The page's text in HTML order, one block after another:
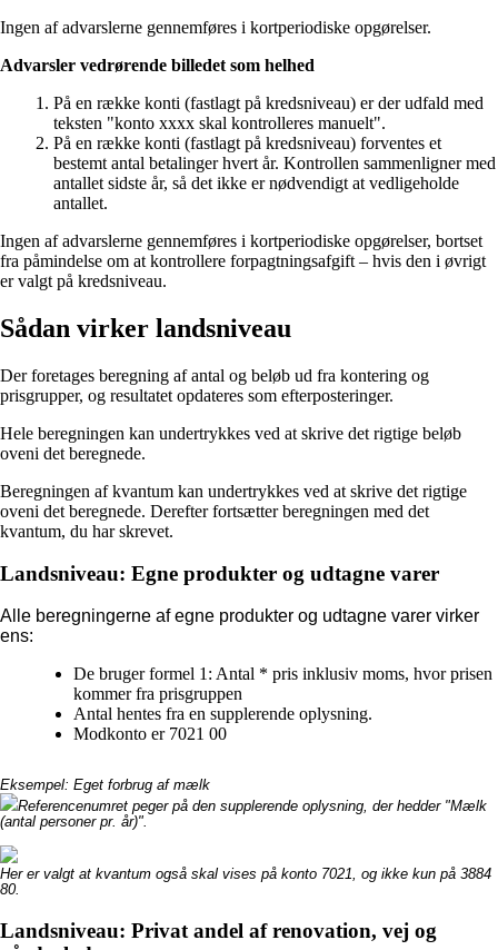
Ingen af advarslerne gennemføres i kortperiodiske opgørelser.
Advarsler vedrørende billedet som helhed
På en række konti (fastlagt på kredsniveau) er der udfald med
teksten "konto xxxx skal kontrolleres manuelt".
På en række konti (fastlagt på kredsniveau) forventes et
bestemt antal betalinger hvert år. Kontrollen sammenligner med
antallet sidste år, så det ikke er nødvendigt at vedligeholde
antallet.
Ingen af advarslerne gennemføres i kortperiodiske opgørelser, bortset
fra påmindelse om at kontrollere forpagtningsafgift – hvis den i øvrigt
er valgt på kredsniveau.
Sådan virker landsniveau
Der foretages beregning af antal og beløb ud fra kontering og
prisgrupper, og resultatet opdateres som efterposteringer.
Hele beregningen kan undertrykkes ved at skrive det rigtige beløb
oveni det beregnede.
Beregningen af kvantum kan undertrykkes ved at skrive det rigtige
oveni det beregnede. Derefter fortsætter beregningen med det
kvantum, du har skrevet.
Landsniveau: Egne produkter og udtagne varer
Alle beregningerne af egne produkter og udtagne varer virker
ens:
De bruger formel 1: Antal * pris inklusiv moms, hvor prisen
kommer fra prisgruppen
Antal hentes fra en supplerende oplysning.
Modkonto er 7021 00
Eksempel: Eget forbrug af mælk
Referencenumret peger på den supplerende oplysning, der hedder "Mælk
(antal personer pr. år)".
Her er valgt at kvantum også skal vises på konto 7021, og ikke kun på 3884
80.
Landsniveau: Privat andel af renovation, vej og